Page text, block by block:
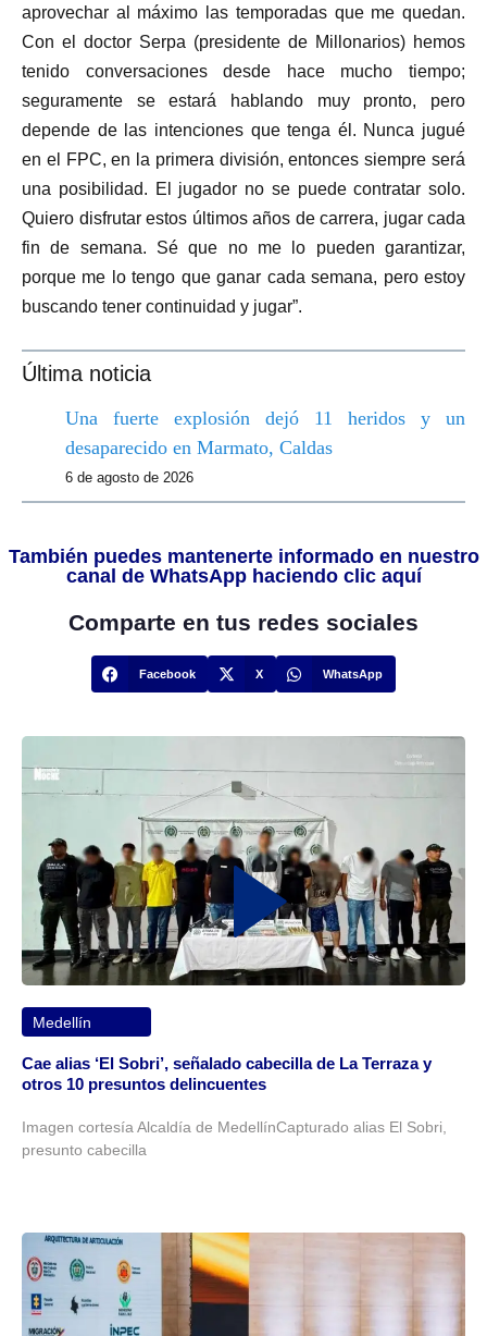
aprovechar al máximo las temporadas que me quedan.
Con el doctor Serpa (presidente de Millonarios) hemos
tenido conversaciones desde hace mucho tiempo;
seguramente se estará hablando muy pronto, pero
depende de las intenciones que tenga él. Nunca jugué
en el FPC, en la primera división, entonces siempre será
una posibilidad. El jugador no se puede contratar solo.
Quiero disfrutar estos últimos años de carrera, jugar cada
fin de semana. Sé que no me lo pueden garantizar,
porque me lo tengo que ganar cada semana, pero estoy
buscando tener continuidad y jugar”.
Última noticia
Una fuerte explosión dejó 11 heridos y un
desaparecido en Marmato, Caldas
6 de agosto de 2026
También puedes mantenerte informado en nuestro
canal de WhatsApp haciendo clic aquí
Comparte en tus redes sociales
Facebook X WhatsApp
Medellín
Cae alias ‘El Sobri’, señalado cabecilla de La Terraza y
otros 10 presuntos delincuentes
Imagen cortesía Alcaldía de MedellínCapturado alias El Sobri,
presunto cabecilla